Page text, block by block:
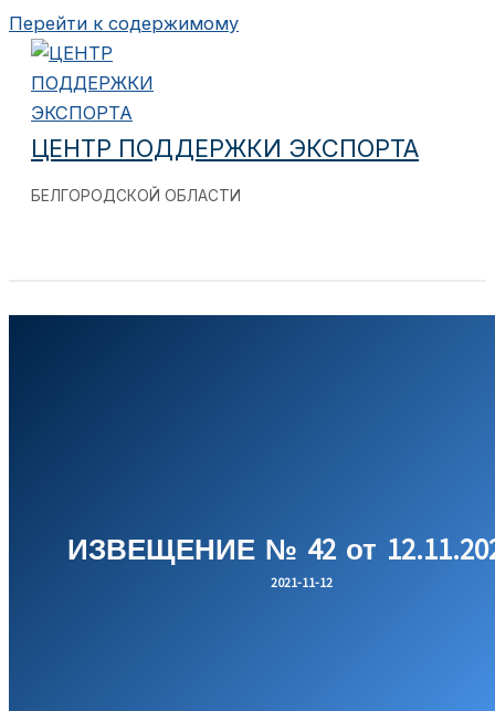
Перейти к содержимому
ЦЕНТР ПОДДЕРЖКИ ЭКСПОРТА
БЕЛГОРОДСКОЙ ОБЛАСТИ
ИЗВЕЩЕНИЕ № 42 от
2021-11-12